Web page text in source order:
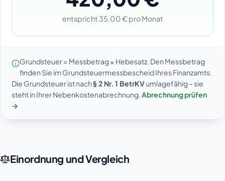
entspricht 35,00 € pro Monat
Grundsteuer = Messbetrag × Hebesatz. Den Messbetrag
finden Sie im Grundsteuermessbescheid Ihres Finanzamts.
Die Grundsteuer ist nach§ 2 Nr. 1 BetrKVumlagefähig – sie
steht in Ihrer Nebenkostenabrechnung.Abrechnung prüfen
→
Einordnung und Vergleich